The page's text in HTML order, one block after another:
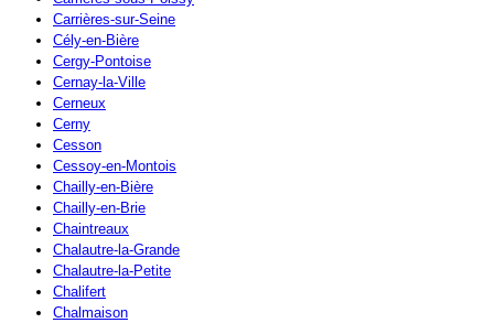
Carrières-sur-Seine
Cély-en-Bière
Cergy-Pontoise
Cernay-la-Ville
Cerneux
Cerny
Cesson
Cessoy-en-Montois
Chailly-en-Bière
Chailly-en-Brie
Chaintreaux
Chalautre-la-Grande
Chalautre-la-Petite
Chalifert
Chalmaison